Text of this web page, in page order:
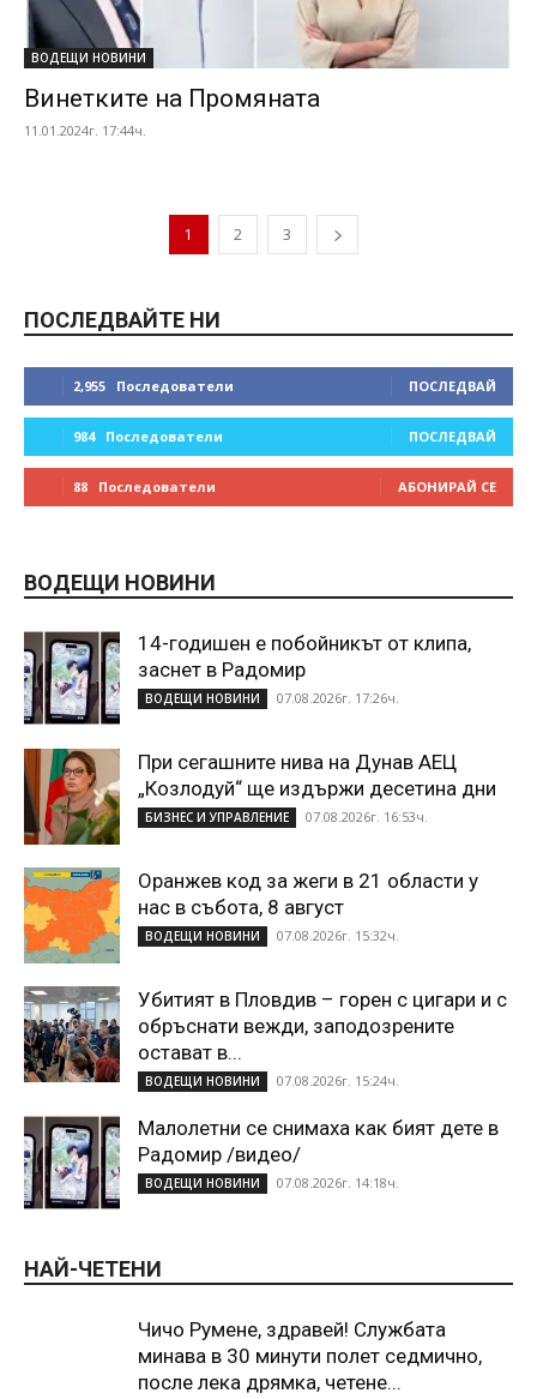
ВОДЕЩИ НОВИНИ
Винетките на Промяната
11.01.2024г. 17:44ч.
1 2 3
ПОСЛЕДВАЙТЕ НИ
2,955 Последователи ПОСЛЕДВАЙ
984 Последователи ПОСЛЕДВАЙ
88 Последователи АБОНИРАЙ СЕ
ВОДЕЩИ НОВИНИ
14-годишен е побойникът от клипа,
заснет в Радомир
ВОДЕЩИ НОВИНИ 07.08.2026г. 17:26ч.
При сегашните нива на Дунав АЕЦ
„Козлодуй“ ще издържи десетина дни
БИЗНЕС И УПРАВЛЕНИЕ 07.08.2026г. 16:53ч.
Оранжев код за жеги в 21 области у
нас в събота, 8 август
ВОДЕЩИ НОВИНИ 07.08.2026г. 15:32ч.
Убитият в Пловдив – горен с цигари и с
обръснати вежди, заподозрените
остават в...
ВОДЕЩИ НОВИНИ 07.08.2026г. 15:24ч.
Малолетни се снимаха как бият дете в
Радомир /видео/
ВОДЕЩИ НОВИНИ 07.08.2026г. 14:18ч.
НАЙ-ЧЕТЕНИ
Чичо Румене, здравей! Службата
минава в 30 минути полет седмично,
после лека дрямка, четене...